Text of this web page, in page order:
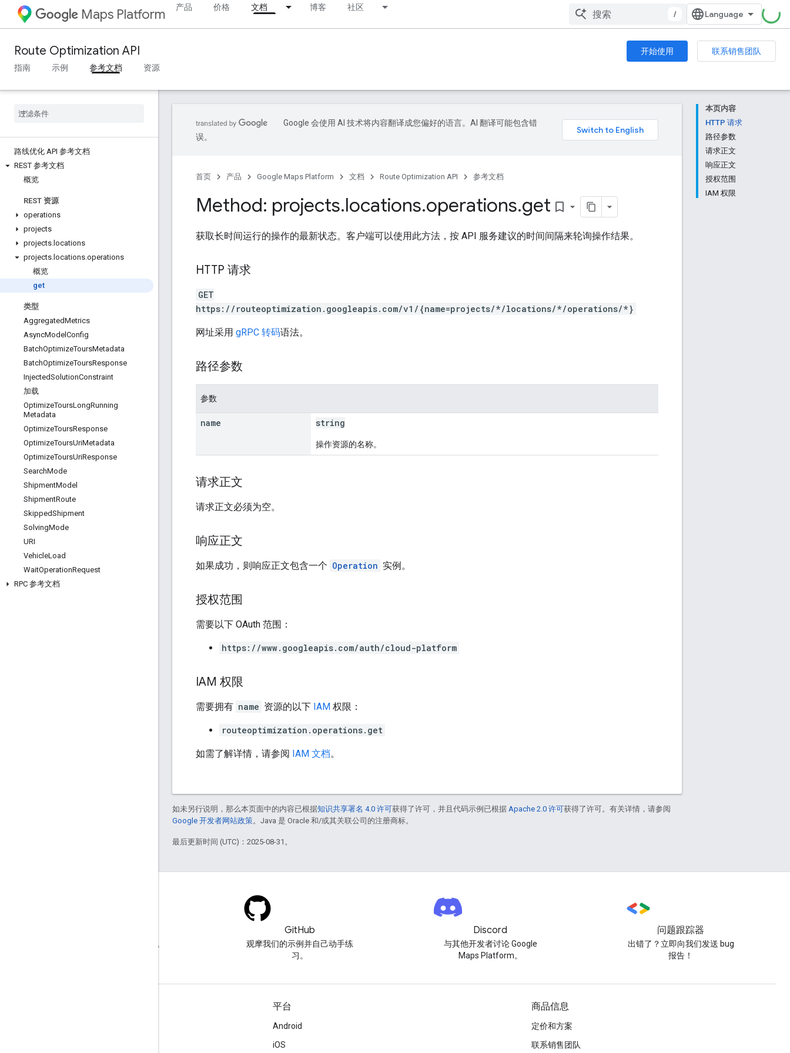
Maps Platform 产品 价格 文档 博客 社区
/
Route Optimization API 开始使用
联系销售团队
指南
示例 参考文档 资源
路线优化 API 参考文档
REST 参考文档
概览
REST 资源
operations
projects
projects. locations
projects. locations.operations
概览
get
类型
AggregatedMetrics
AsyncModel Config
BatchOptimizeToursMetadata
BatchOptimizeToursResponse
InjectedSolutionConstraint
加载
OptimizeToursLongRunning
Metadata
OptimizeToursResponse
OptimizeToursUriMetadata
OptimizeToursUriResponse
SearchMode
ShipmentModel
ShipmentRoute
SkippedShipment
SolvingMode
URI
VehicleLoad
WaitOperationRequest
RPC 参考文档
本页内容
HTTP 请求
路径参数
请求正文
响应正文
授权范围
IAM 权限
Google 会使用 AI 技术将内容翻译成您偏好的语言。AI 翻译可能包含错
误。
首页 产品 Google Maps Platform 文档 Route Optimization API 参考文档
Method: projects.locations.operations.get bookmark_border
获取长时间运行的操作的最新状态。客户端可以使用此方法，按 API 服务建议的时间间隔来轮询操作结果。
HTTP 请求
GET
https://routeoptimization.googleapis.com/v1/{name=projects/*/locations/*/operations/*}
网址采用 gRPC 转码语法。
路径参数
参数
name string
操作资源的名称。
请求正文
请求正文必须为空。
响应正文
如果成功，则响应正文包含一个 Operation 实例。
授权范围
需要以下 OAuth 范围：
https://www.googleapis.com/auth/cloud-platform
IAM 权限
需要拥有 name 资源的以下 IAM 权限：
routeoptimization.operations.get
如需了解详情，请参阅 IAM 文档。
如未另行说明，那么本页面中的内容已根据知识共享署名 4.0 许可获得了许可，并且代码示例已根据 Apache 2.0 许可获得了许可。有关详情，请参阅
Google 开发者网站政策。Java 是 Oracle 和/或其关联公司的注册商标。
最后更新时间 (UTC)：2025-08-31。
在 google-maps 标签下提问。
GitHub
观摩我们的示例并自己动手练
习。
Discord
与其他开发者讨论 Google
Maps Platform。
问题跟踪器
出错了？立即向我们发送 bug
报告！
平台
Android
iOS
商品信息
定价和方案
联系销售团队